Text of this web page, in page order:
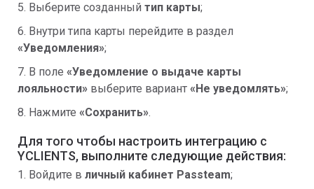
5. Выберите созданный тип карты;
6. Внутри типа карты перейдите в раздел
«Уведомления»;
7. В поле «Уведомление о выдаче карты
лояльности» выберите вариант «Не уведомлять»;
8. Нажмите «Сохранить».
Для того чтобы настроить интеграцию с
YCLIENTS, выполните следующие действия:
1. Войдите в личный кабинет Passteam;